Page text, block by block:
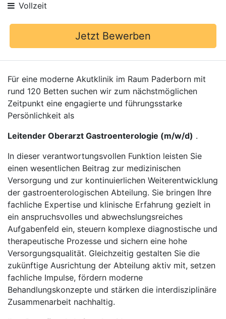
Vollzeit
Jetzt Bewerben
Für eine moderne Akutklinik im Raum Paderborn mit
rund 120 Betten suchen wir zum nächstmöglichen
Zeitpunkt eine engagierte und führungsstarke
Persönlichkeit als
Leitender Oberarzt Gastroenterologie (m/w/d) .
In dieser verantwortungsvollen Funktion leisten Sie
einen wesentlichen Beitrag zur medizinischen
Versorgung und zur kontinuierlichen Weiterentwicklung
der gastroenterologischen Abteilung. Sie bringen Ihre
fachliche Expertise und klinische Erfahrung gezielt in
ein anspruchsvolles und abwechslungsreiches
Aufgabenfeld ein, steuern komplexe diagnostische und
therapeutische Prozesse und sichern eine hohe
Versorgungsqualität. Gleichzeitig gestalten Sie die
zukünftige Ausrichtung der Abteilung aktiv mit, setzen
fachliche Impulse, fördern moderne
Behandlungskonzepte und stärken die interdisziplinäre
Zusammenarbeit nachhaltig.